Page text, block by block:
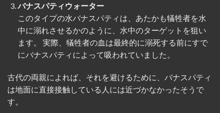
バナスパティウォーター
このタイプの水バナスパティは、あたかも犠牲者を水
中に溺れさせるかのように、水中のターゲットを狙い
ます。 実際、犠牲者の血は最終的に溺死する前にすで
にバナスパティによって吸われていました。
古代の両親によれば、それを避けるために、バナスパティ
は地面に直接接触している人には近づかなかったそうで
す。